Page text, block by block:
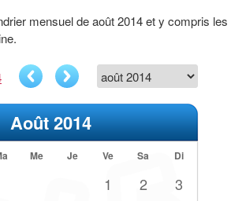
mensuel de août 2014 et y compris les
Août 2014
Me Je Ve Sa Di
1 2 3